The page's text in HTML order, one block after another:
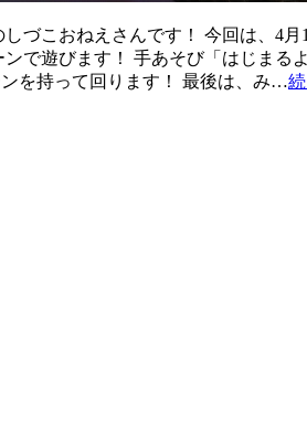
づこおねえさんです！ 今回は、4
で遊びます！ 手あそび「はじまる
を持って回ります！ 最後は、み…